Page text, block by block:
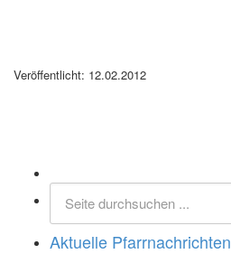
Veröffentlicht: 12.02.2012
Aktuelle Pfarrnachrichten